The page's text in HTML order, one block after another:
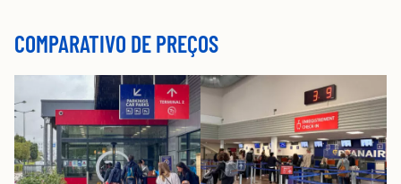
COMPARATIVO DE PREÇOS